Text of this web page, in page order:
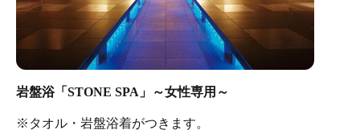
岩盤浴「STONE SPA」～女性専用～
※タオル・岩盤浴着がつきます。